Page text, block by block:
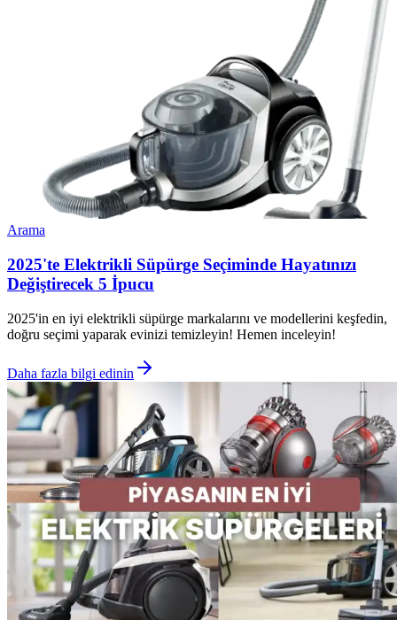
Arama
2025'te Elektrikli Süpürge Seçiminde Hayatınızı
Değiştirecek 5 İpucu
2025'in en iyi elektrikli süpürge markalarını ve modellerini keşfedin,
doğru seçimi yaparak evinizi temizleyin! Hemen inceleyin!
Daha fazla bilgi edinin